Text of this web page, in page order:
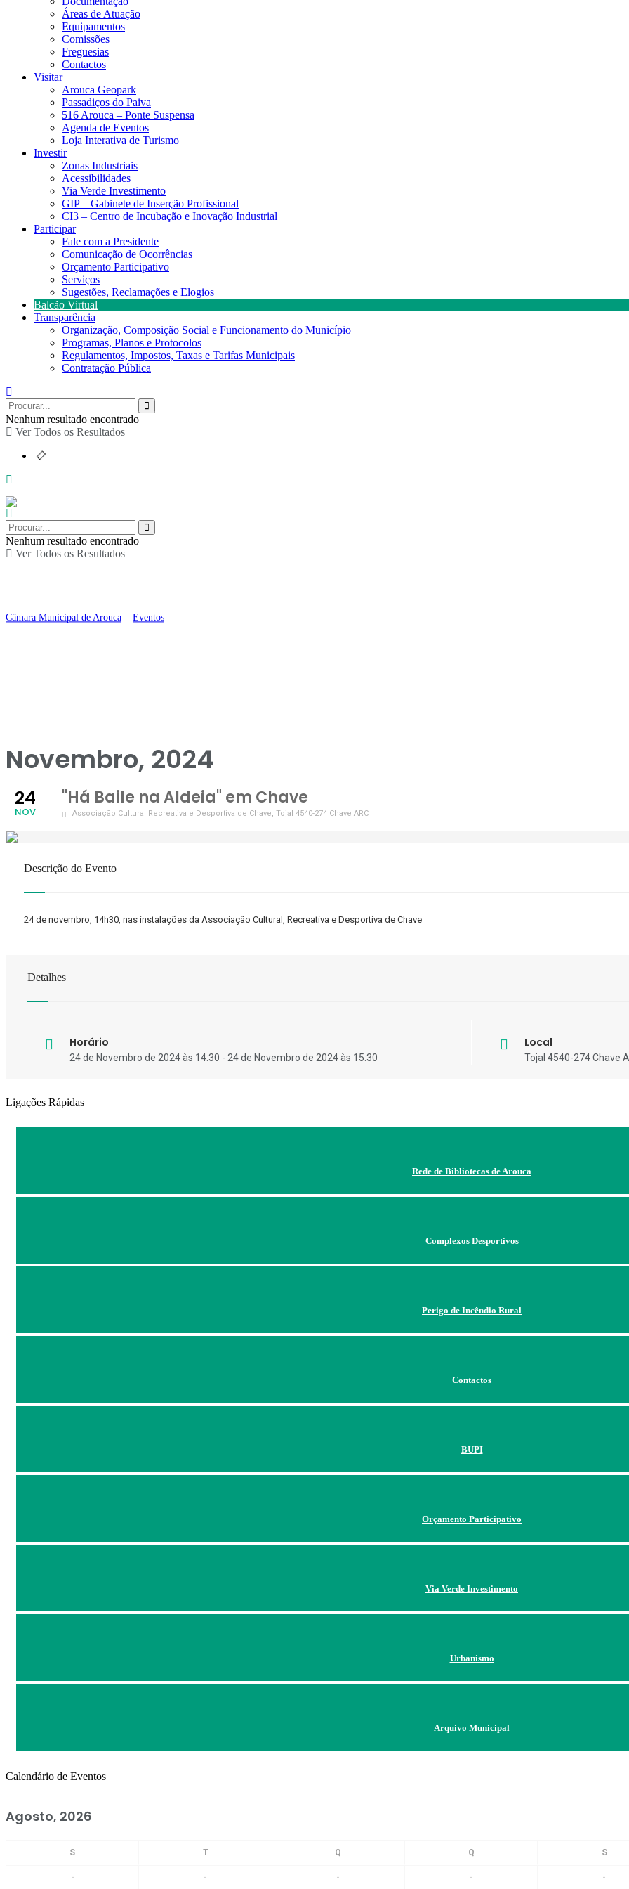
Áreas de Atuação
Equipamentos
Comissões
Freguesias
Contactos
Visitar
Arouca Geopark
Passadiços do Paiva
516 Arouca – Ponte Suspensa
Agenda de Eventos
Loja Interativa de Turismo
Investir
Zonas Industriais
Acessibilidades
Via Verde Investimento
GIP – Gabinete de Inserção Profissional
CI3 – Centro de Incubação e Inovação Industrial
Participar
Fale com a Presidente
Comunicação de Ocorrências
Orçamento Participativo
Serviços
Sugestões, Reclamações e Elogios
Balcão Virtual
Transparência
Organização, Composição Social e Funcionamento do Município
Programas, Planos e Protocolos
Regulamentos, Impostos, Taxas e Tarifas Municipais
Contratação Pública
Nenhum resultado encontrado
Ver Todos os Resultados
Nenhum resultado encontrado
Ver Todos os Resultados
Câmara Municipal de Arouca Eventos
Novembro, 2024
24
NOV
"Há Baile na Aldeia" em Chave
Associação Cultural Recreativa e Desportiva de Chave, Tojal 4540-274 Chave ARC
Descrição do Evento
24 de novembro, 14h30, nas instalações da Associação Cultural, Recreativa e Desportiva de Chave
Detalhes
Horário
24 de Novembro de 2024 às 14:30 - 24 de Novembro de 2024 às 15:30
Local
Tojal 4540-274 Chave
Ligações Rápidas
Rede de Bibliotecas de Arouca
Complexos Desportivos
Perigo de Incêndio Rural
Contactos
BUPI
Orçamento Participativo
Via Verde Investimento
Urbanismo
Arquivo Municipal
Calendário de Eventos
Agosto, 2026
- - - - -